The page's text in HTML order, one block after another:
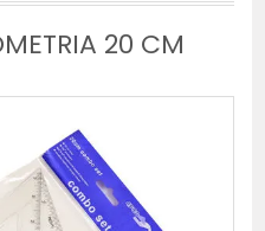
20 CM